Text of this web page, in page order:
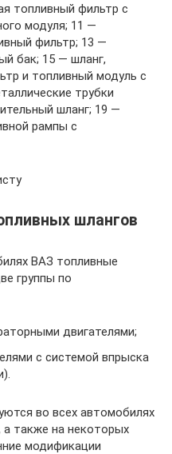
топливный фильтр с
модуля; 11 —
фильтр; 13 —
бак; 15 — шланг,
и топливный модуль с
трубки
шланг; 19 —
рампы с
шлангов
ВАЗ топливные
группы по
двигателями;
с системой впрыска
во всех автомобилях
а также на некоторых
модификации